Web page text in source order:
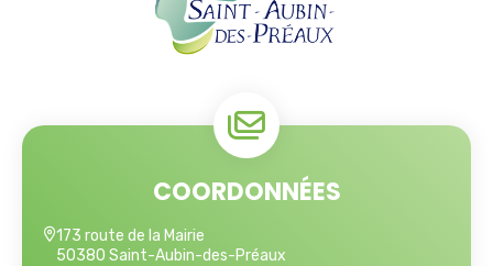
COORDONNÉES
173 route de la Mairie
50380 Saint-Aubin-des-Préaux